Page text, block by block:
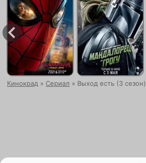
Кинокрад » Сериал » Выход есть (3 сезон)